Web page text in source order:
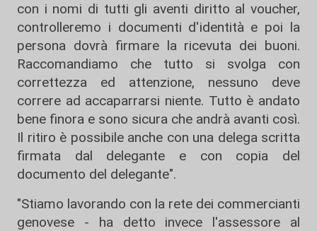
con i nomi di tutti gli aventi diritto al voucher,
controlleremo i documenti d'identità e poi la
persona dovrà firmare la ricevuta dei buoni.
Raccomandiamo che tutto si svolga con
correttezza ed attenzione, nessuno deve
correre ad accaparrarsi niente. Tutto è andato
bene finora e sono sicura che andrà avanti così.
Il ritiro è possibile anche con una delega scritta
firmata dal delegante e con copia del
documento del delegante".
"Stiamo lavorando con la rete dei commercianti
genovese - ha detto invece l'assessore al